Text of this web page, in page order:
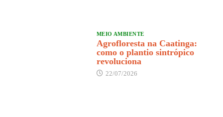
MEIO AMBIENTE
Agrofloresta na Caatinga:
como o plantio sintrópico
revoluciona
22/07/2026